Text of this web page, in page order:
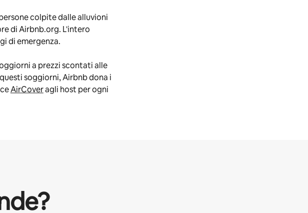
colpite dalle alluvioni
di Airbnb.org. L'intero
di emergenza.
a prezzi scontati alle
soggiorni, Airbnb dona i
AirCoveragli host per ogni